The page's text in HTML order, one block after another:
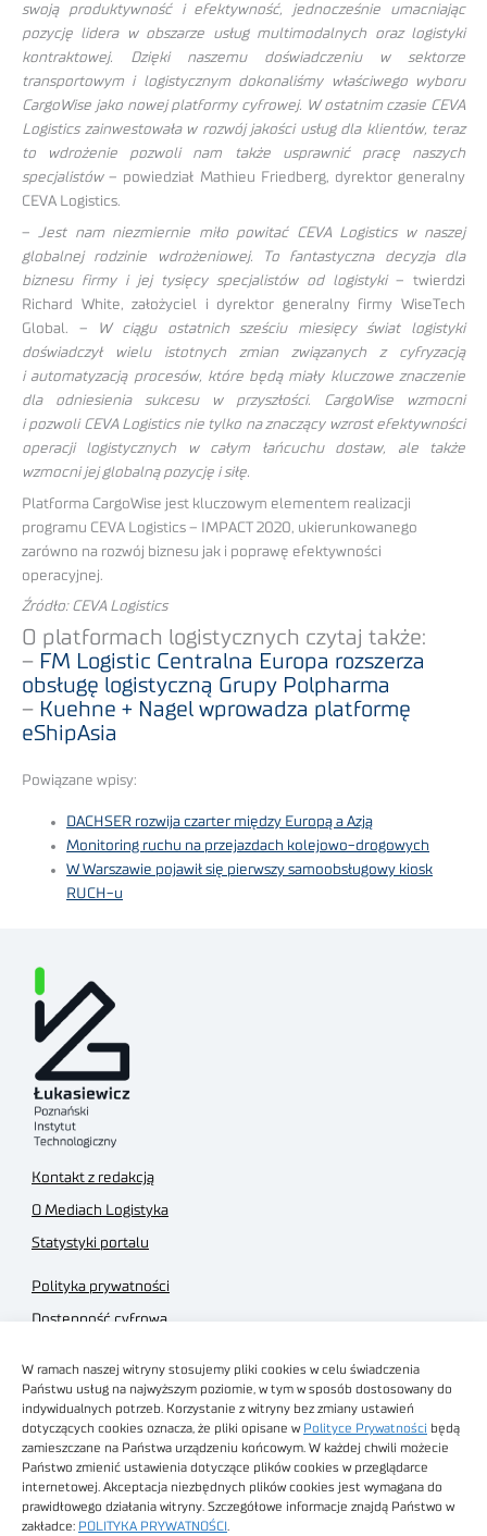
W ramach naszej witryny stosujemy pliki cookies w celu świadczenia
Państwu usług na najwyższym poziomie, w tym w sposób dostosowany do
indywidualnych potrzeb. Korzystanie z witryny bez zmiany ustawień
dotyczących cookies oznacza, że pliki opisane w Polityce Prywatności będą
zamieszczane na Państwa urządzeniu końcowym. W każdej chwili możecie
Państwo zmienić ustawienia dotyczące plików cookies w przeglądarce
internetowej. Akceptacja niezbędnych plików cookies jest wymagana do
prawidłowego działania witryny. Szczegółowe informacje znajdą Państwo w
zakładce: POLITYKA PRYWATNOŚCI
swoją produktywność i efektywność, jednocześnie umacniając
pozycję lidera w obszarze usług multimodalnych oraz logistyki
kontraktowej. Dzięki naszemu doświadczeniu w sektorze
transportowym i logistycznym dokonaliśmy właściwego wyboru
CargoWise jako nowej platformy cyfrowej. W ostatnim czasie CEVA
Logistics zainwestowała w rozwój jakości usług dla klientów, teraz
to wdrożenie pozwoli nam także usprawnić pracę naszych
specjalistów– powiedział Mathieu Friedberg, dyrektor generalny
CEVA Logistics.
–
Jest nam niezmiernie miło powitać CEVA Logistics w naszej
globalnej rodzinie wdrożeniowej. To fantastyczna decyzja dla
biznesu firmy i jej tysięcy specjalistów od logistyki– twierdzi
Richard White, założyciel i dyrektor generalny firmy WiseTech
Global. –
W ciągu ostatnich sześciu miesięcy świat logistyki
doświadczył wielu istotnych zmian związanych z cyfryzacją
i automatyzacją procesów, które będą miały kluczowe znaczenie
dla odniesienia sukcesu w przyszłości. CargoWise wzmocni
i pozwoli CEVA Logistics nie tylko na znaczący wzrost efektywności
operacji logistycznych w całym łańcuchu dostaw, ale także
wzmocni jej globalną pozycję i siłę.
Platforma CargoWise jest kluczowym elementem realizacji
programu CEVA Logistics – IMPACT 2020, ukierunkowanego
zarówno na rozwój biznesu jak i poprawę efektywności
operacyjnej.
Źródło: CEVA Logistics
O platformach logistycznych czytaj także:
– FM Logistic Centralna Europa rozszerza
obsługę logistyczną Grupy Polpharma
– Kuehne + Nagel wprowadza platformę
eShipAsia
Powiązane wpisy:
DACHSER rozwija czarter między Europą a Azją
Monitoring ruchu na przejazdach kolejowo-drogowych
W Warszawie pojawił się pierwszy samoobsługowy kiosk
RUCH-u
Kontakt z redakcją
O Mediach Logistyka
Statystyki portalu
Polityka prywatności
Dostępność cyfrowa
Regulamin sklepu
Obrazy stockowe
autorstwa